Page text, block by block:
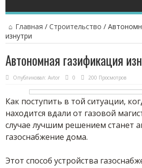
Главная /Строительство /
изнутри
Автономная газификация
Опубликовал:Avtor 0 200 Просмотров
Как поступить в той ситуации,
находится вдали от газовой
случае лучшим решением станет
газоснабжение дома.
Этот способ устройства